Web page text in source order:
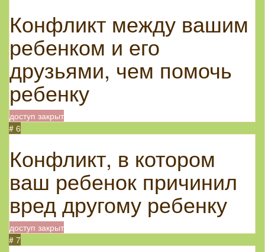
Конфликт между вашим
ребенком и его
друзьями, чем помочь
ребенку
доступ закрыт
# 6
Конфликт, в котором
ваш ребенок причинил
вред другому ребенку
доступ закрыт
# 7